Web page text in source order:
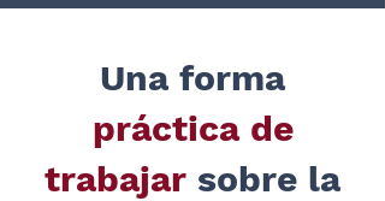
Una forma
práctica de
trabajar sobre la